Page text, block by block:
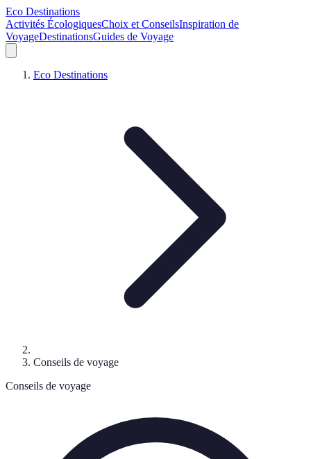
Eco Destinations
Activités ÉcologiquesChoix et ConseilsInspiration de
VoyageDestinationsGuides de Voyage
Eco Destinations
Conseils de voyage
Conseils de voyage